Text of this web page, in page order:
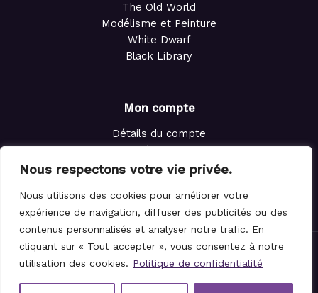
Nous respectons votre vie privée.
Nous utilisons des cookies pour améliorer votre
expérience de navigation, diffuser des publicités ou des
contenus personnalisés et analyser notre trafic. En
cliquant sur « Tout accepter », vous consentez à notre
utilisation des cookies. Politique de confidentialité
The Old World
Modélisme et Peinture
White Dwarf
Black Library
Mon compte
Détails du compte
Adresses
Commandes
Panier
© 2021-2026 Le Magicien des Dés.